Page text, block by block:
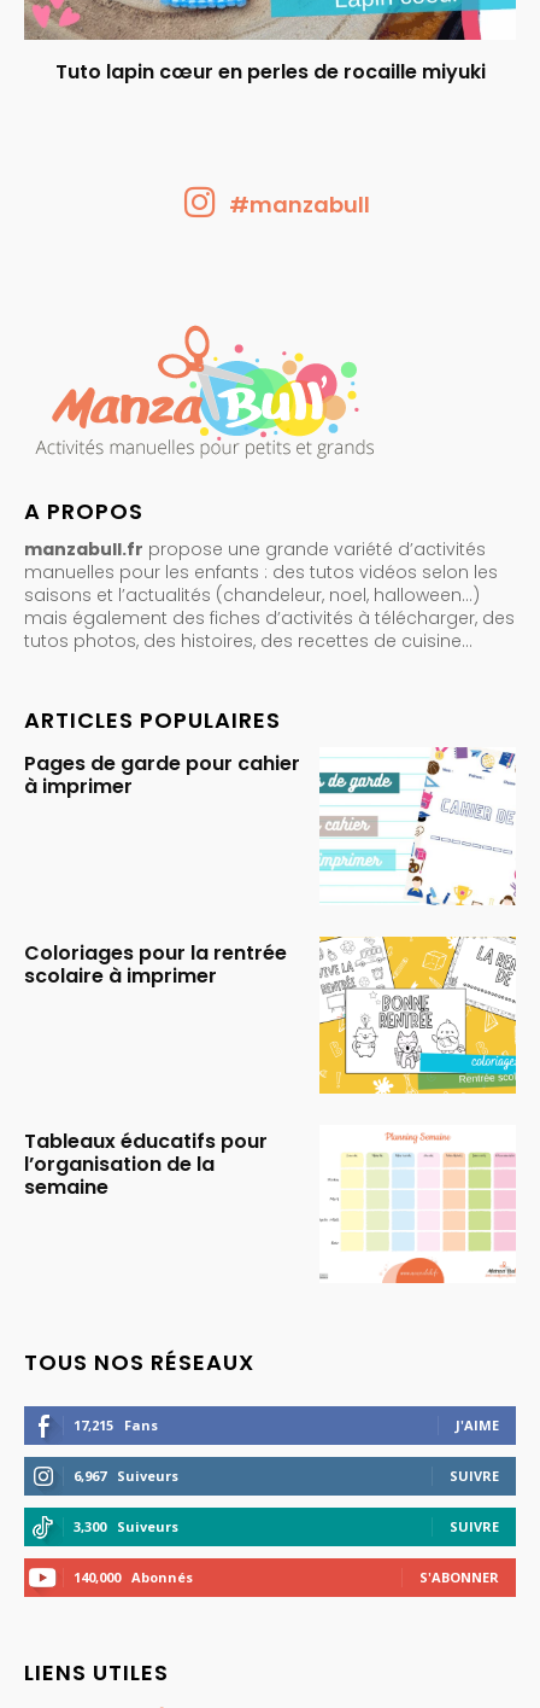
Tuto lapin cœur en perles de rocaille miyuki
#manzabull
A PROPOS
manzabull.fr propose une grande variété d’activités
manuelles pour les enfants : des tutos vidéos selon les
saisons et l’actualités (chandeleur, noel, halloween…)
mais également des fiches d’activités à télécharger, des
tutos photos, des histoires, des recettes de cuisine…
ARTICLES POPULAIRES
Pages de garde pour cahier
à imprimer
Coloriages pour la rentrée
scolaire à imprimer
Tableaux éducatifs pour
l’organisation de la
semaine
TOUS NOS RÉSEAUX
17,215 Fans J'AIME
6,967 Suiveurs SUIVRE
3,300 Suiveurs SUIVRE
140,000 Abonnés S'ABONNER
LIENS UTILES